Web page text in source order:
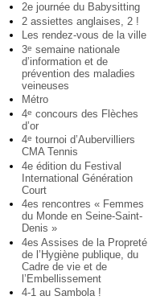
2e journée du Babysitting
2 assiettes anglaises, 2 !
Les rendez-vous de la ville
3e semaine nationale
d’information et de
prévention des maladies
veineuses
Métro
4e concours des Flèches
d’or
4e tournoi d’Aubervilliers
CMA Tennis
4e édition du Festival
International Génération
Court
4es rencontres « Femmes
du Monde en Seine-Saint-
Denis »
4es Assises de la Propreté
de l’Hygiène publique, du
Cadre de vie et de
l’Embellissement
4-1 au Sambola !